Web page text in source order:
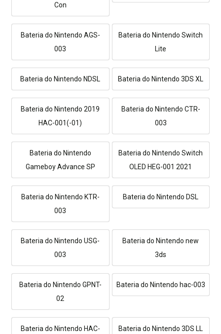
Con
Bateria do Nintendo AGS-
003
Bateria do Nintendo Switch
Lite
Bateria do Nintendo NDSL Bateria do Nintendo 3DS XL
Bateria do Nintendo 2019
HAC-001(-01)
Bateria do Nintendo CTR-
003
Bateria do Nintendo
Gameboy Advance SP
Bateria do Nintendo Switch
OLED HEG-001 2021
Bateria do Nintendo KTR-
003
Bateria do Nintendo DSL
Bateria do Nintendo USG-
003
Bateria do Nintendo new
3ds
Bateria do Nintendo GPNT-
02
Bateria do Nintendo hac-003
Bateria do Nintendo HAC-
Bateria do Nintendo 3DS LL